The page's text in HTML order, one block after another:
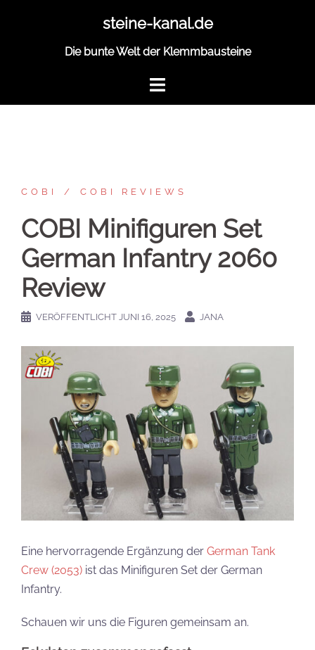
steine-kanal.de
Die bunte Welt der Klemmbausteine
COBI COBI REVIEWS
COBI Minifiguren Set
German Infantry 2060
Review
VERÖFFENTLICHT JUNI 16, 2025 JANA
Eine hervorragende Ergänzung der German Tank
Crew (2053) ist das Minifiguren Set der German
Infantry.
Schauen wir uns die Figuren gemeinsam an.